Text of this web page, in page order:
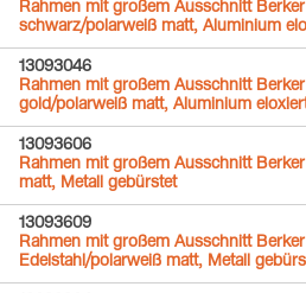
Rahmen mit großem Ausschnitt
schwarz/polarweiß matt, Aluminium
13093046
Rahmen mit großem Ausschnitt
gold/polarweiß matt, Aluminium
13093606
Rahmen mit großem Ausschnitt
matt, Metall gebürstet
13093609
Rahmen mit großem Ausschnitt Berker
Edelstahl/polarweiß matt, Metall